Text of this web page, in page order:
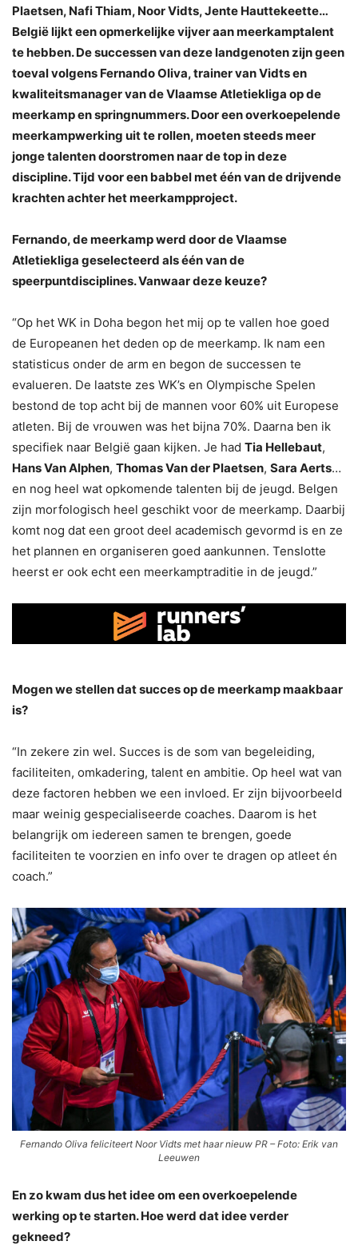
Plaetsen, Nafi Thiam, Noor Vidts, Jente Hauttekeette…
België lijkt een opmerkelijke vijver aan meerkamptalent
te hebben. De successen van deze landgenoten zijn geen
toeval volgens Fernando Oliva, trainer van Vidts en
kwaliteitsmanager van de Vlaamse Atletiekliga op de
meerkamp en springnummers. Door een overkoepelende
meerkampwerking uit te rollen, moeten steeds meer
jonge talenten doorstromen naar de top in deze
discipline. Tijd voor een babbel met één van de drijvende
krachten achter het meerkampproject.
Fernando, de meerkamp werd door de Vlaamse
Atletiekliga geselecteerd als één van de
speerpuntdisciplines. Vanwaar deze keuze?
“Op het WK in Doha begon het mij op te vallen hoe goed
de Europeanen het deden op de meerkamp. Ik nam een
statisticus onder de arm en begon de successen te
evalueren. De laatste zes WK’s en Olympische Spelen
bestond de top acht bij de mannen voor 60% uit Europese
atleten. Bij de vrouwen was het bijna 70%. Daarna ben ik
specifiek naar België gaan kijken. Je had Tia Hellebaut,
Hans Van Alphen, Thomas Van der Plaetsen, Sara Aerts…
en nog heel wat opkomende talenten bij de jeugd. Belgen
zijn morfologisch heel geschikt voor de meerkamp. Daarbij
komt nog dat een groot deel academisch gevormd is en ze
het plannen en organiseren goed aankunnen. Tenslotte
heerst er ook echt een meerkamptraditie in de jeugd.”
Mogen we stellen dat succes op de meerkamp maakbaar
is?
“In zekere zin wel. Succes is de som van begeleiding,
faciliteiten, omkadering, talent en ambitie. Op heel wat van
deze factoren hebben we een invloed. Er zijn bijvoorbeeld
maar weinig gespecialiseerde coaches. Daarom is het
belangrijk om iedereen samen te brengen, goede
faciliteiten te voorzien en info over te dragen op atleet én
coach.”
Fernando Oliva feliciteert Noor Vidts met haar nieuw PR – Foto: Erik van
Leeuwen
En zo kwam dus het idee om een overkoepelende
werking op te starten. Hoe werd dat idee verder
gekneed?